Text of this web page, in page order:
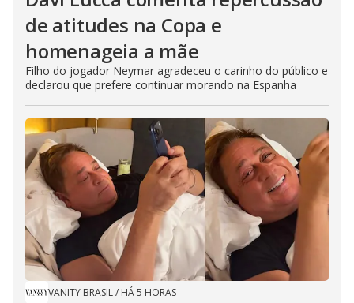
de atitudes na Copa e
homenageia a mãe
Filho do jogador Neymar agradeceu o carinho do público e
declarou que prefere continuar morando na Espanha
VANITY BRASIL/ HÁ 5 HORAS